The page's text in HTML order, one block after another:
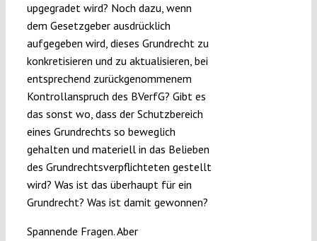
upgegradet wird? Noch dazu, wenn
dem Gesetzgeber ausdrücklich
aufgegeben wird, dieses Grundrecht zu
konkretisieren und zu aktualisieren, bei
entsprechend zurückgenommenem
Kontrollanspruch des BVerfG? Gibt es
das sonst wo, dass der Schutzbereich
eines Grundrechts so beweglich
gehalten und materiell in das Belieben
des Grundrechtsverpflichteten gestellt
wird? Was ist das überhaupt für ein
Grundrecht? Was ist damit gewonnen?
Spannende Fragen. Aber